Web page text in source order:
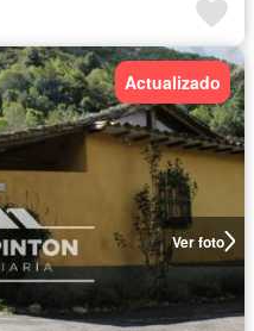
Ver foto
Actualizado